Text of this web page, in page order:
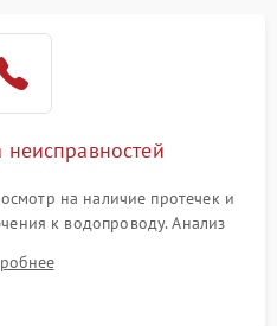
1700 ₽
2100 ₽ Подробнее →
неисправностей
на наличие протечек и
к водопроводу. Анализ
нагрева, вращения
системы защиты